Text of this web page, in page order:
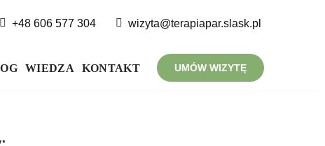
+48 606 577 304 wizyta@terapiapar.slask.pl
WIEDZA KONTAKT UMÓW WIZYTĘ